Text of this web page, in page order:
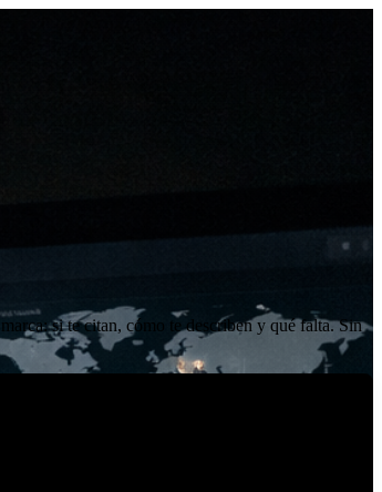
si te citan, cómo te describen y qué falta. Sin